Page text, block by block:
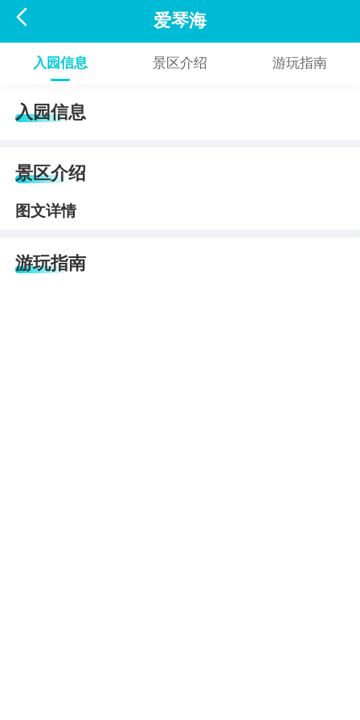
 爱琴海
入园信息 景区介绍 游玩指南
入园信息
景区介绍
图文详情
游玩指南